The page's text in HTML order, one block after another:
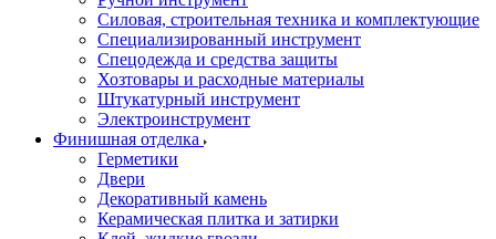
Силовая, строительная техника и комплектующие
Специализированный инструмент
Спецодежда и средства защиты
Хозтовары и расходные материалы
Штукатурный инструмент
Электроинструмент
Финишная отделка
Герметики
Двери
Декоративный камень
Керамическая плитка и затирки